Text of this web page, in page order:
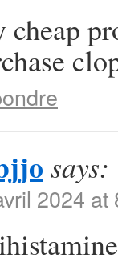
cheap
says:
2024 at